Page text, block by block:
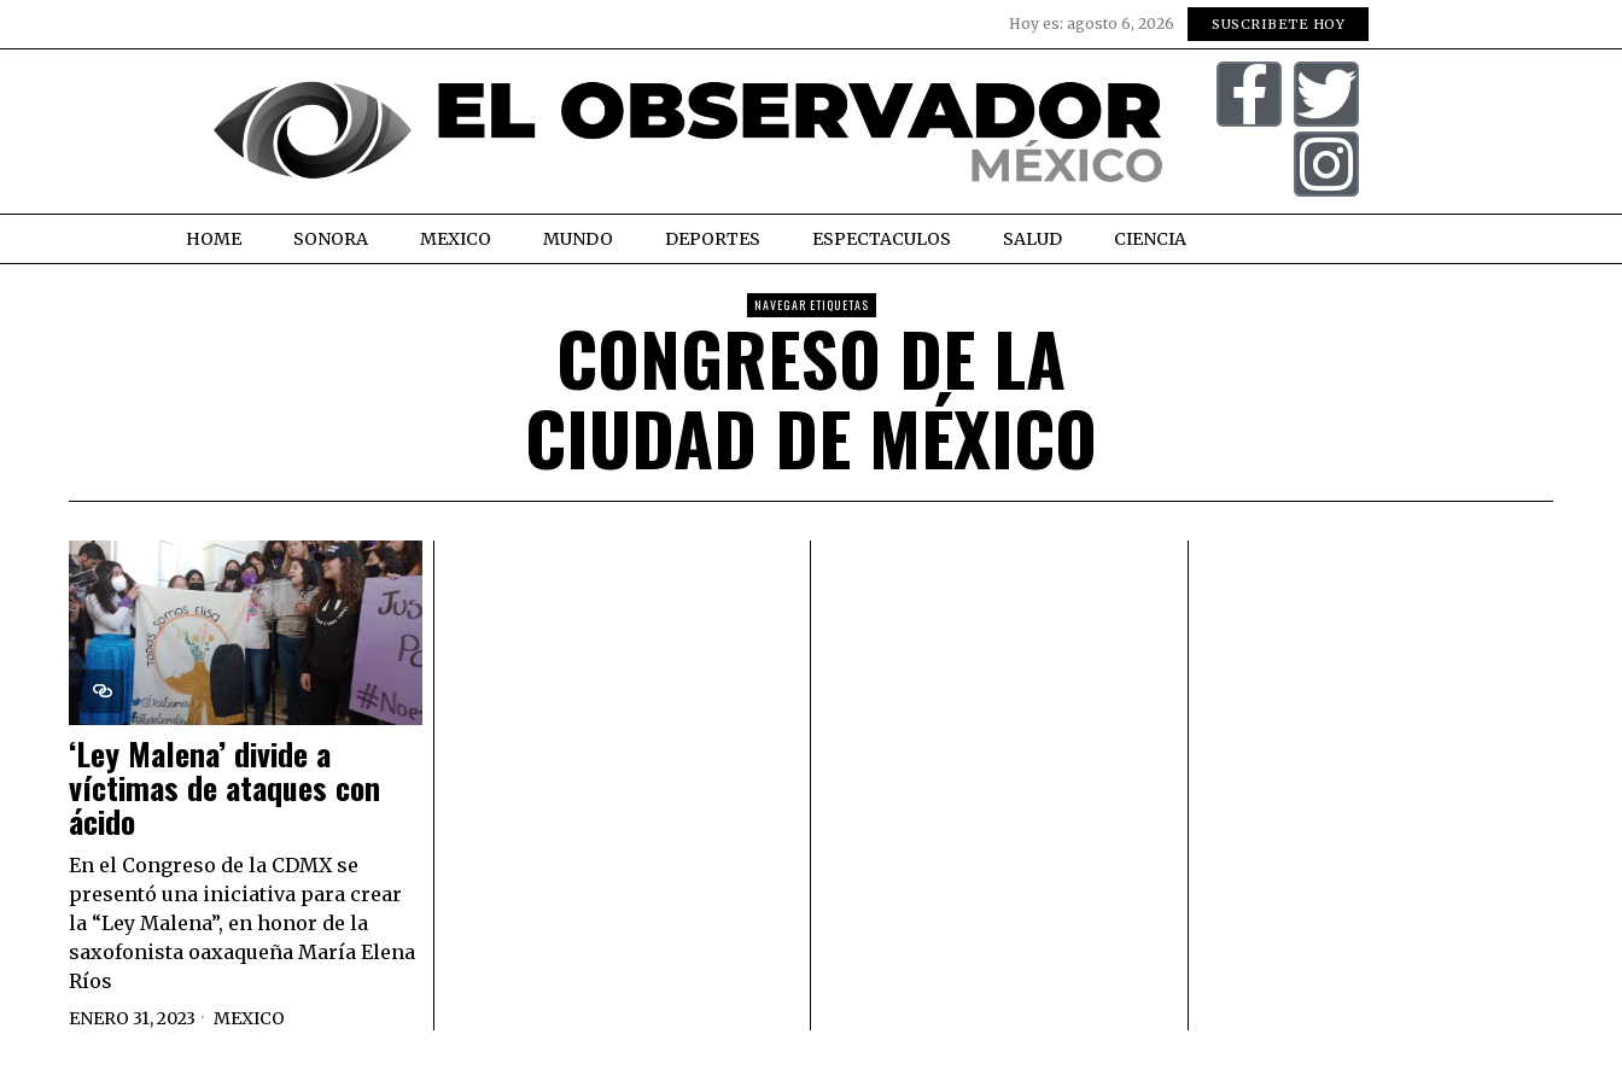
Hoy es: agosto 6, 2026 SUSCRIBETE HOY
HOME SONORA MEXICO MUNDO DEPORTES ESPECTACULOS SALUD CIENCIA
NAVEGAR ETIQUETAS
CONGRESO DE LA
CIUDAD DE MÉXICO
‘Ley Malena’ divide a
víctimas de ataques con
ácido
En el Congreso de la CDMX se
presentó una iniciativa para crear
la “Ley Malena”, en honor de la
saxofonista oaxaqueña María Elena
Ríos
ENERO 31, 2023 MEXICO